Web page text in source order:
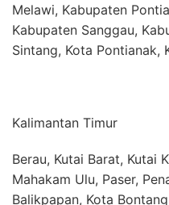
Melawi, Kabupaten
Kabupaten Sanggau,
Sintang, Kota Pontianak,
Kalimantan Timur
Berau, Kutai Barat, Kutai
Mahakam Ulu, Paser,
Balikpapan, Kota